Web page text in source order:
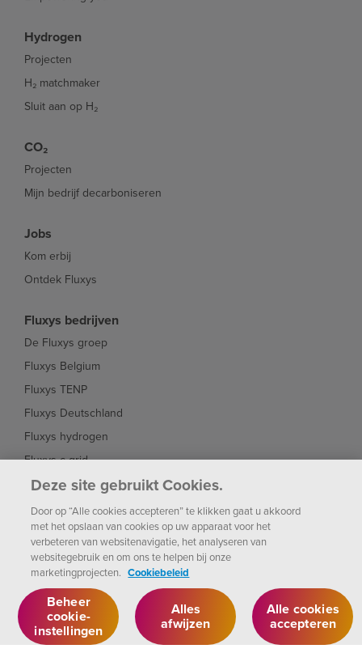
Hydrogen
Projecten
H₂ matchmaker
Sluit aan op H₂
CO₂
Projecten
Mijn bedrijf decarboniseren
Jobs
Kom erbij
Ontdek Fluxys
Fluxys bedrijven
De Fluxys groep
Fluxys Belgium
Fluxys TENP
Fluxys Deutschland
Fluxys hydrogen
Fluxys c-grid
FluxSwiss
Dunkerque LNG
Interconnector
Fluxys Brasil
Fluxys Chile
Fluxys
Beheer cookie-
Wettelijk
Privacybeleid
Deze site gebruikt Cookies.
Door op “Alle cookies accepteren” te klikken gaat u akkoord
met het opslaan van cookies op uw apparaat voor het
verbeteren van websitenavigatie, het analyseren van
websitegebruik en om ons te helpen bij onze
marketingprojecten. Cookiebeleid
Beheer
cookie-
instellingen
Alles
afwijzen
Alle cookies
accepteren